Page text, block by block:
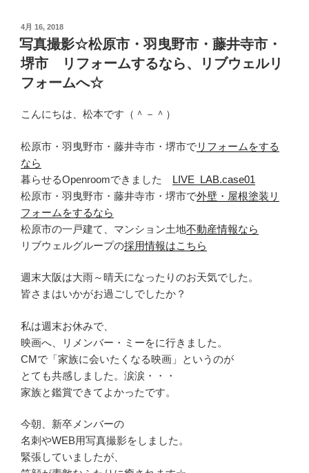
投
稿
日:
4月 16, 2018
写真撮影☆松原市・羽曳野市・藤井寺市・
堺市 リフォームするなら、リブウェルリ
フォームへ☆
こんにちは、松本です（＾－＾）
松原市・羽曳野市・藤井寺市・堺市でリフォームをする
なら
暮らせるOpenroomできました LIVE_LAB.case01
松原市・羽曳野市・藤井寺市・堺市で外壁・屋根塗装リ
フォームをするなら
松原市の一戸建て、マンション土地不動産情報なら
リブウェルグループの採用情報はこちら
週末大阪は大雨～晴天になったりのお天気でした。
皆さまはいかがお過ごしでしたか？
私は週末お休みで、
映画へ、リメンバー・ミーをに行きました。
CMで「家族に会いたくなる映画」というのが
とても共感しました。涙涙・・・
家族と鑑賞できてよかったです。
今朝、新卒メンバーの
名刺やWEB用写真撮影をしました。
緊張していましたが、